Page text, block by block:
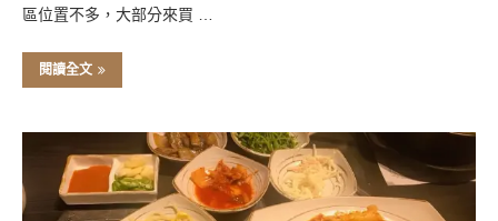
區位置不多，大部分來買 …
閱讀全文